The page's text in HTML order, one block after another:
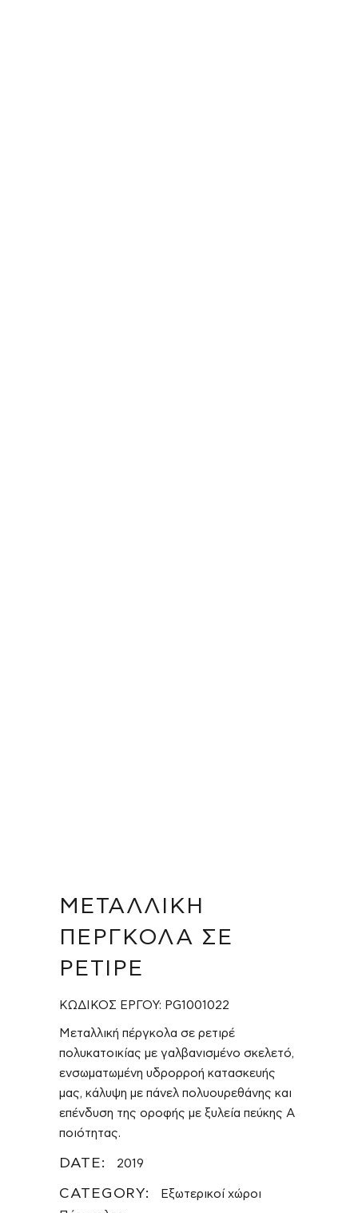
ΜΕΤΑΛΛΙΚΉ
ΠΈΡΓΚΟΛΑ ΣΕ
ΡΕΤΙΡΈ
ΚΩΔΙΚΟΣ ΕΡΓΟΥ: PG1001022
Μεταλλική πέργκολα σε ρετιρέ
πολυκατοικίας με γαλβανισμένο σκελετό,
ενσωματωμένη υδρορροή κατασκευής
μας, κάλυψη με πάνελ πολυουρεθάνης και
επένδυση της οροφής με ξυλεία πεύκης Α
ποιότητας.
DATE: 2019
CATEGORY:
Εξωτερικοί χώροι